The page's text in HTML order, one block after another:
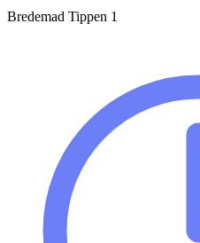
Bredemad Tippen 1